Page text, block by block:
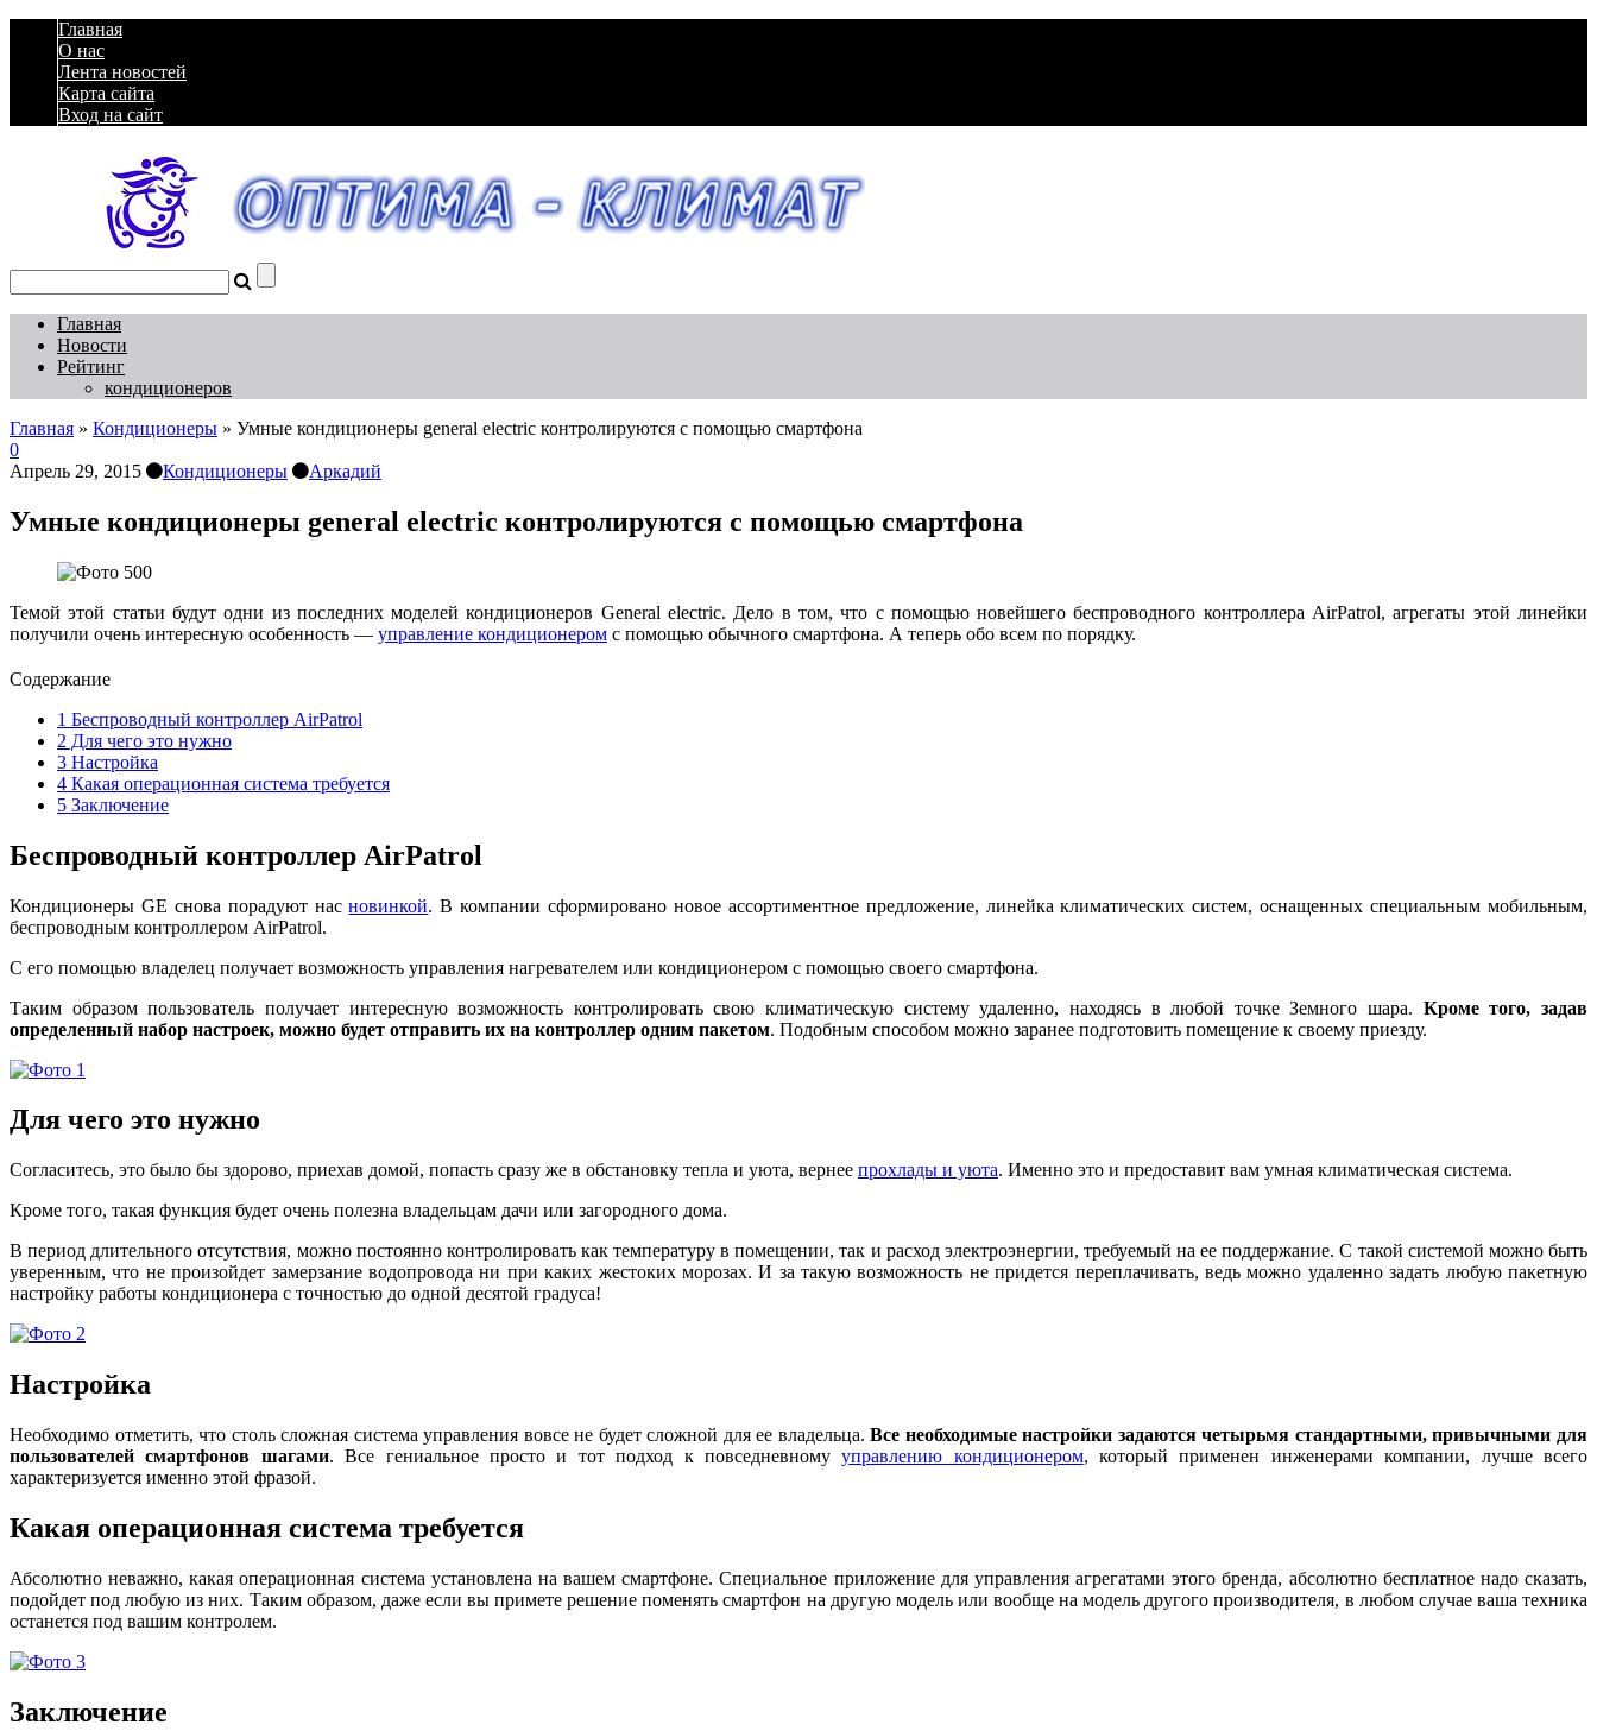
Главная
О нас
Лента новостей
Карта сайта
Вход на сайт
Главная
Новости
Рейтинг
кондиционеров
Главная » Кондиционеры » Умные кондиционеры general electric контролируются с помощью смартфона
0
Апрель 29, 2015
Кондиционеры Аркадий
Умные кондиционеры general electric контролируются с помощью смартфона
Темой этой статьи будут одни из последних моделей кондиционеров General electric. Дело в том, что с помощью новейшего беспроводного контроллера AirPatrol, агрегаты этой линейки
получили очень интересную особенность — управление кондиционером с помощью обычного смартфона. А теперь обо всем по порядку.
Содержание
1 Беспроводный контроллер AirPatrol
2 Для чего это нужно
3 Настройка
4 Какая операционная система требуется
5 Заключение
Беспроводный контроллер AirPatrol
Кондиционеры GE снова порадуют насновинкой. В компании сформировано новое ассортиментное предложение, линейка климатических систем, оснащенных специальным мобильным,
беспроводным контроллером AirPatrol.
С его помощью владелец получает возможность управления нагревателем или кондиционером с помощью своего смартфона.
Таким образом пользователь получает интересную возможность контролировать свою климатическую систему удаленно, находясь в любой точке Земного шара. Кроме того, задав
определенный набор настроек, можно будет отправить их на контроллер одним пакетом. Подобным способом можно заранее подготовить помещение к своему приезду.
Для чего это нужно
Согласитесь, это было бы здорово, приехав домой, попасть сразу же в обстановку тепла и уюта, вернее прохлады и уюта. Именно это и предоставит вам умная климатическая система.
Кроме того, такая функция будет очень полезна владельцам дачи или загородного дома.
В период длительного отсутствия, можно постоянно контролировать как температуру в помещении, так и расход электроэнергии, требуемый на ее поддержание. С такой системой можно быть
уверенным, что не произойдет замерзание водопровода ни при каких жестоких морозах. И за такую возможность не придется переплачивать, ведь можно удаленно задать любую пакетную
настройку работы кондиционера с точностью до одной десятой градуса!
Настройка
Необходимо отметить, что столь сложная система управления вовсе не будет сложной для ее владельца.Все необходимые настройки задаются четырьмя стандартными, привычными для
пользователей смартфонов шагами. Все гениальное просто и тот подход к повседневномууправлению кондиционером, который применен инженерами компании, лучше всего
характеризуется именно этой фразой.
Какая операционная система требуется
Абсолютно неважно, какая операционная система установлена на вашем смартфоне. Специальное приложение для управления агрегатами этого бренда, абсолютно бесплатное надо сказать,
подойдет под любую из них. Таким образом, даже если вы примете решение поменять смартфон на другую модель или вообще на модель другого производителя, в любом случае ваша техника
останется под вашим контролем.
Заключение